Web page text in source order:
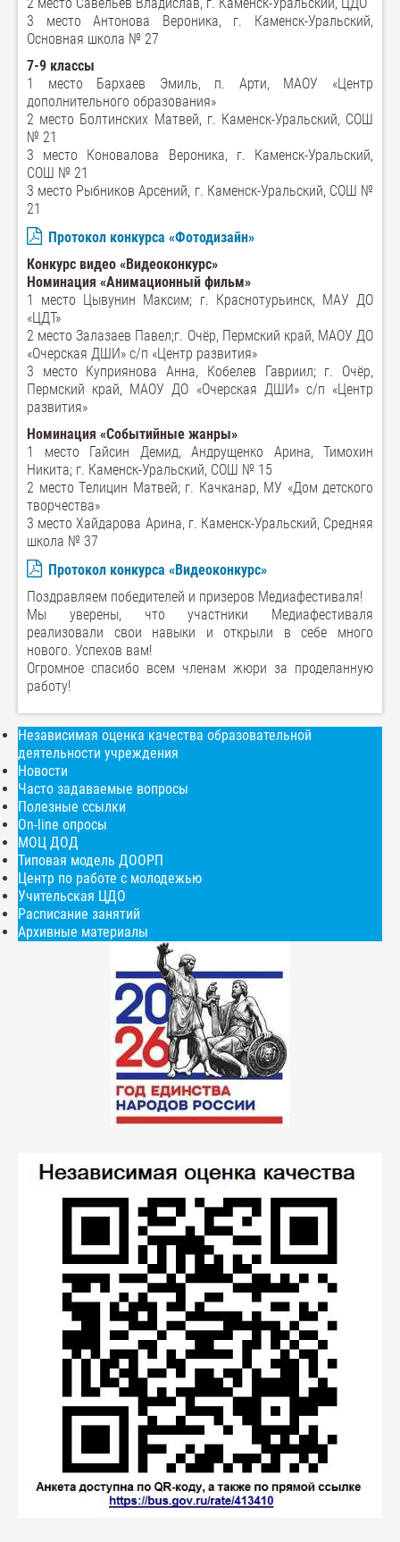
3 место Антонова Вероника, г. Каменск-Уральский,
Основная школа № 27
7-9 классы
1 место Бархаев Эмиль, п. Арти, МАОУ «Центр
дополнительного образования»
2 место Болтинских Матвей, г. Каменск-Уральский, СОШ
№ 21
3 место Коновалова Вероника, г. Каменск-Уральский,
СОШ № 21
3 место Рыбников Арсений, г. Каменск-Уральский, СОШ №
21
Протокол конкурса «Фотодизайн»
Конкурс видео «Видеоконкурс»
Номинация «Анимационный фильм»
1 место Цывунин Максим; г. Краснотурьинск, МАУ ДО
«ЦДТ»
2 место Залазаев Павел;г. Очёр, Пермский край, МАОУ ДО
«Очерская ДШИ» с/п «Центр развития»
3 место Куприянова Анна, Кобелев Гавриил; г. Очёр,
Пермский край, МАОУ ДО «Очерская ДШИ» с/п «Центр
развития»
Номинация «Событийные жанры»
1 место Гайсин Демид, Андрущенко Арина, Тимохин
Никита; г. Каменск-Уральский, СОШ № 15
2 место Тeлицин Матвeй; г. Качканар, МУ «Дом детского
творчества»
3 место Хайдарова Арина, г. Каменск-Уральский, Средняя
школа № 37
Протокол конкурса «Видеоконкурс»
Поздравляем победителей и призеров Медиафестиваля!
Мы уверены, что участники Медиафестиваля
реализовали свои навыки и открыли в себе много
нового. Успехов вам!
Огромное спасибо всем членам жюри за проделанную
работу!
Независимая оценка качества образовательной
деятельности учреждения
Новости
Часто задаваемые вопросы
Полезные ссылки
On-line опросы
МОЦ ДОД
Типовая модель ДООРП
Центр по работе с молодежью
Учительская ЦДО
Расписание занятий
Архивные материалы